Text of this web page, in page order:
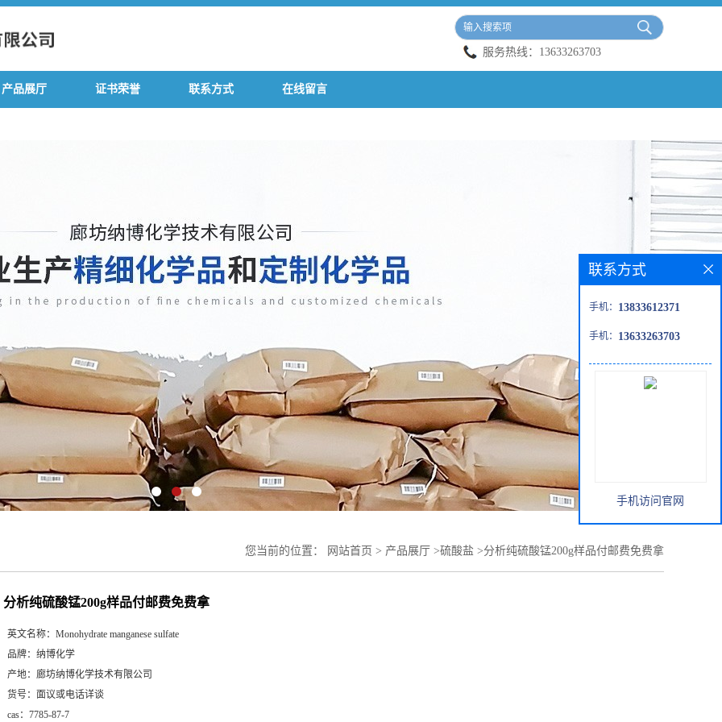
服务热线： 13633263703
产品展厅 证书荣誉 联系方式 在线留言
您当前的位置： 网站首页 > 产品展厅 >硫酸盐 >分析纯硫酸锰200g样品付邮费免费拿
分析纯硫酸锰200g样品付邮费免费拿
英文名称： Monohydrate manganese sulfate
品牌： 纳博化学
产地： 廊坊纳博化学技术有限公司
货号： 面议或电话详谈
cas： 7785-87-7
联系方式
手机： 13833612371
手机： 13633263703
手机访问官网